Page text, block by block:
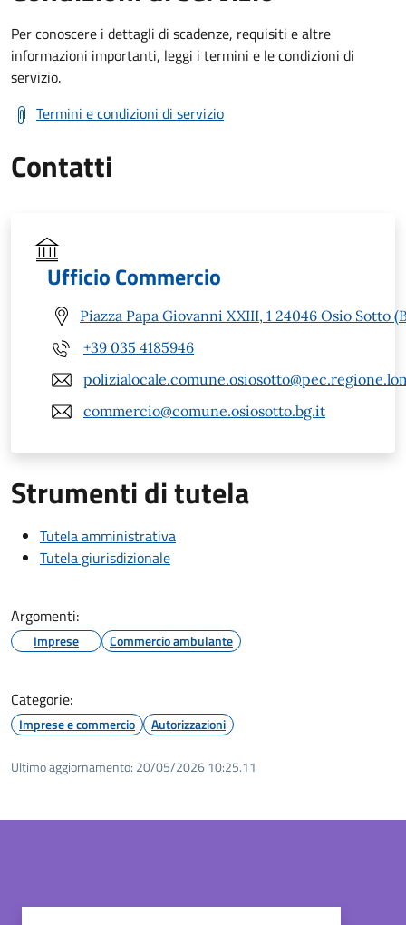
Per conoscere i dettagli di scadenze, requisiti e altre
informazioni importanti, leggi i termini e le condizioni di
servizio.
Termini e condizioni di servizio
Contatti
Ufficio Commercio
Piazza Papa Giovanni XXIII, 1 24046 Osio Sotto
+39 035 4185946
commercio@comune.osiosotto.bg.it
Strumenti di tutela
Tutela amministrativa
Tutela giurisdizionale
Argomenti:
Imprese Commercio ambulante
Categorie:
Imprese e commercio Autorizzazioni
Ultimo aggiornamento: 20/05/2026 10:25.11